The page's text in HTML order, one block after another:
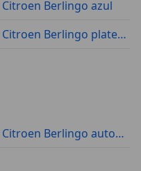
Citroen Berlingo azul
Citroen Berlingo plateado
Citroen Berlingo automático